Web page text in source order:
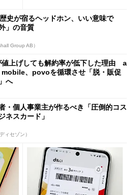
史が宿るヘッドホン、いい意味で
」の音質
Group AB）
値上げしても解約率が低下した理由 a
、povoを循環させ「脱・販促
へ
・個人事業主が作るべき「圧倒的コス
ネスカード」
ィセゾン）